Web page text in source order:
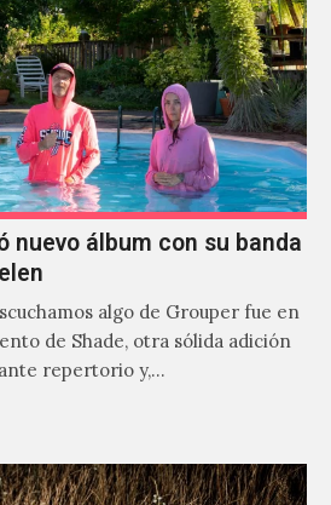
nuevo álbum con su banda
algo de Grouper fue en
de Shade, otra sólida adición
repertorio y,…